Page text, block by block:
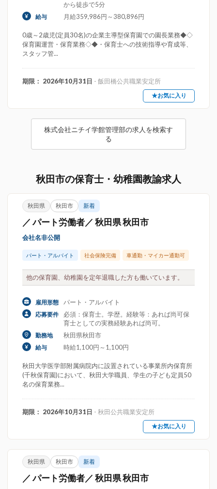
から徒歩で5分
給与 月給359,986円～380,896円
0歳～2歳児(定員30名)の企業主導型保育園での園長業務◆◇
保育園運営・保育業務◇◆・保育士への技術指導や育成等、
スタッフ管...
期限： 2026年10月31日 - 飯田橋公共職業安定所
★お気に入り
株式会社ニチイ学館管理部の求人を検索す
る
秋田市の保育士・幼稚園教諭求人
秋田県 秋田市 新着
／ パート労働者／ 秋田県 秋田市
会社名非公開
パート・アルバイト 社会保険完備 車通勤・マイカー通勤可
他の保育園、幼稚園を定年退職した方も働いています。
雇用形態 パート・アルバイト
応募要件
必須：保育士。学歴。経験等：あれば尚可保
育士としての実務経験あれば尚可。
勤務地 秋田県秋田市
給与 時給1,100円～1,100円
秋田大学医学部附属病院内に設置されている事業所内保育所
(千秋保育園)において、秋田大学職員、学生の子ども定員50
名の保育業務...
期限： 2026年10月31日 - 秋田公共職業安定所
★お気に入り
秋田県 秋田市 新着
／ パート労働者／ 秋田県 秋田市